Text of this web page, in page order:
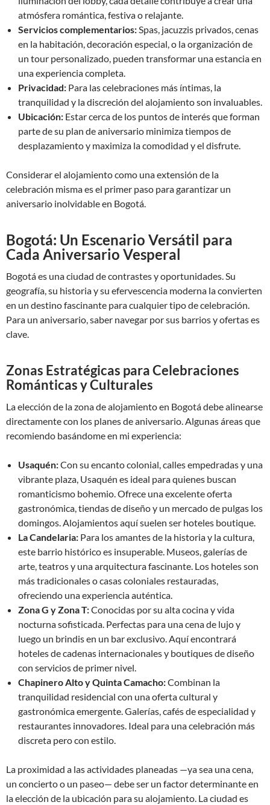
atmósfera romántica, festiva o relajante.
Servicios complementarios:Spas, jacuzzis privados, cenas
en la habitación, decoración especial, o la organización de
un tour personalizado, pueden transformar una estancia en
una experiencia completa.
Privacidad: Para las celebraciones más íntimas, la
tranquilidad y la discreción del alojamiento son invaluables.
Ubicación: Estar cerca de los puntos de interés que forman
parte de su plan de aniversario minimiza tiempos de
desplazamiento y maximiza la comodidad y el disfrute.
Considerar el alojamiento como una extensión de la
celebración misma es el primer paso para garantizar un
aniversario inolvidable en Bogotá.
Bogotá: Un Escenario Versátil para
Cada Aniversario Vesperal
Bogotá es una ciudad de contrastes y oportunidades. Su
geografía, su historia y su efervescencia moderna la convierten
en un destino fascinante para cualquier tipo de celebración.
Para un aniversario, saber navegar por sus barrios y ofertas es
clave.
Zonas Estratégicas para Celebraciones
Románticas y Culturales
La elección de la zona de alojamiento en Bogotá debe alinearse
directamente con los planes de aniversario. Algunas áreas que
recomiendo basándome en mi experiencia:
Usaquén:Con su encanto colonial, calles empedradas y una
vibrante plaza, Usaquén es ideal para quienes buscan
romanticismo bohemio. Ofrece una excelente oferta
gastronómica, tiendas de diseño y un mercado de pulgas los
domingos. Alojamientos aquí suelen ser hoteles boutique.
La Candelaria: Para los amantes de la historia y la cultura,
este barrio histórico es insuperable. Museos, galerías de
arte, teatros y una arquitectura fascinante. Los hoteles son
más tradicionales o casas coloniales restauradas,
ofreciendo una experiencia auténtica.
Zona G y Zona T:Conocidas por su alta cocina y vida
nocturna sofisticada. Perfectas para una cena de lujo y
luego un brindis en un bar exclusivo. Aquí encontrará
hoteles de cadenas internacionales y boutiques de diseño
con servicios de primer nivel.
Chapinero Alto y Quinta Camacho:Combinan la
tranquilidad residencial con una oferta cultural y
gastronómica emergente. Galerías, cafés de especialidad y
restaurantes innovadores. Ideal para una celebración más
discreta pero con estilo.
La proximidad a las actividades planeadas —ya sea una cena,
un concierto o un paseo— debe ser un factor determinante en
la elección de la ubicación para su alojamiento. La ciudad es